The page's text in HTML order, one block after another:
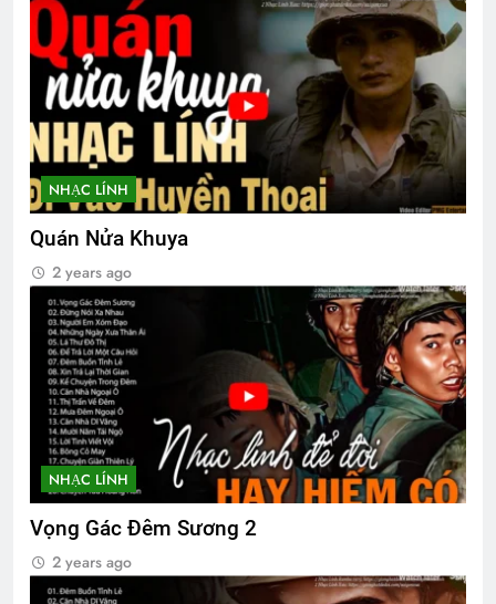
NHẠC LÍNH
Quán Nửa Khuya
2 years ago
NHẠC LÍNH
Vọng Gác Đêm Sương 2
2 years ago